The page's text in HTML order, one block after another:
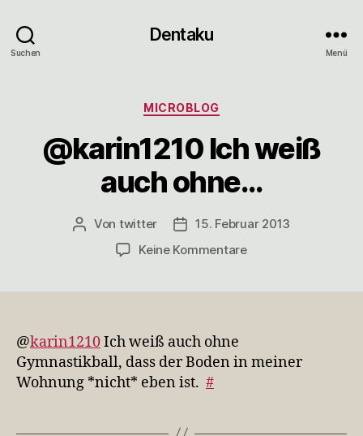
Suchen
Dentaku
Menü
Kategorien
MICROBLOG
@karin1210 Ich weiß
auch ohne…
Beitragsautor
Von twitter Veröffentlichungsdatum
15. Februar 2013
Keine Kommentarezu
@karin1210Ich weiß auch ohne
Gymnastikball, dass der Boden in meiner
Wohnung *nicht* eben ist. #